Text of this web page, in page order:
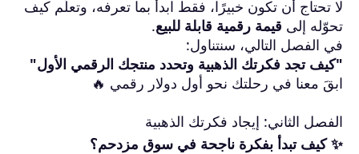
لا تحتاج أن تكون خبيرًا، فقط ابدأ بما تعرفه، وتعلّم كيف
تحوّله إلى قيمة رقمية قابلة للبيع.
في الفصل التالي، سنتناول:
"كيف تجد فكرتك الذهبية وتحدد منتجك الرقمي الأول"
ابقَ معنا في رحلتك نحو أول دولار رقمي 🔥
الفصل الثاني: إيجاد فكرتك الذهبية
✨ كيف تبدأ بفكرة ناجحة في سوق مزدحم؟